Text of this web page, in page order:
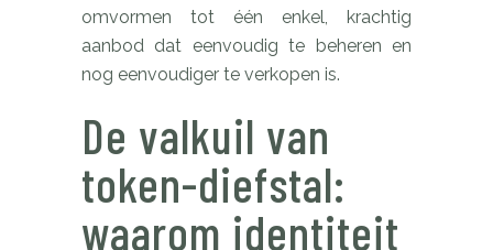
omvormen tot één enkel, krachtig
aanbod dat eenvoudig te beheren en
nog eenvoudiger te verkopen is.
De valkuil van
token-diefstal:
waarom identiteit